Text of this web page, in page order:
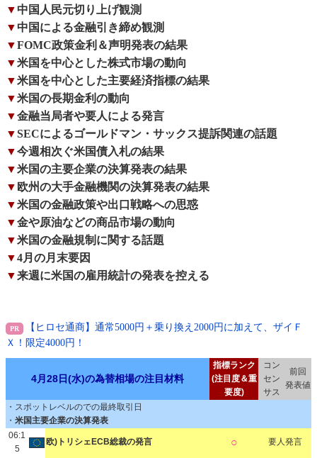
▼ 中国人民元切り上げ観測
▼ 中国による金融引き締め観測
▼FOMC政策金利＆声明発表の結果
▼米国を中心とした株式市場の動向
▼米国を中心とした主要経済指標の結果
▼米国の長期金利の動向
▼金融当局者や要人による発言
▼SECによるゴールドマン・サックス提訴関連の話題
▼今週相次ぐ米国債入札の結果
▼米国の主要企業の決算発表の結果
▼ 欧州の大手金融機関の決算発表の結果
▼米国の金融政策や出口戦略への思惑
▼金や原油などの商品市場の動向
▼米国の金融規制に関する話題
▼4月の月末要因
▼来週に米国の雇用統計の発表を控える
【ヒロセ通商】通常5000円＋乗り換え2000円に加えて、ザイＦ
Ｘ！限定4000円！
4月28日(水)の為替相場の注目材料
指標ランク
(注目度＆重
要度)
コン
セン
サス
前回
発表値
・スポットレベルのでの最終取引日
・ 米国主要企業の決算発表
06:1
5
欧)トリシェECB総裁の発言 ○ 要人発言